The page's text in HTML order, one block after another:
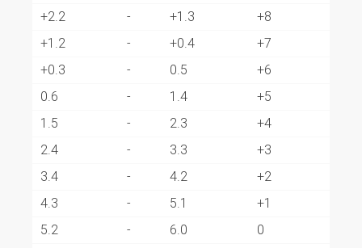
+2.2
- +1.3
+8
+1.2
- +0.4
+7
+0.3
- 0.5
+6
0.6
- 1.4
+5
1.5
- 2.3
+4
2.4
- 3.3
+3
3.4
- 4.2
+2
4.3
- 5.1
+1
5.2
- 6.0
0